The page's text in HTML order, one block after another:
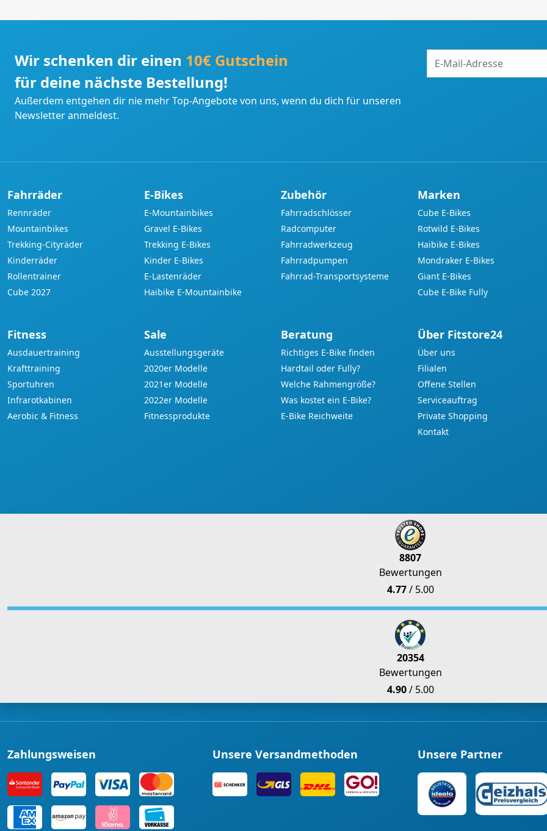
Wir schenken dir einen 10€ Gutschein
für deine nächste Bestellung!
Außerdem entgehen dir nie mehr Top-Angebote von uns, wenn du dich für unseren
Newsletter anmeldest.
Mail-
Fahrräder
Rennräder
Mountainbikes
Trekking-Cityräder
Kinderräder
Rollentrainer
Cube 2027
E-Bikes
E-Mountainbikes
Gravel E-Bikes
Trekking E-Bikes
Kinder E-Bikes
E-Lastenräder
Haibike E-Mountainbike
Zubehör
Fahrradschlösser
Radcomputer
Fahrradwerkzeug
Fahrradpumpen
Fahrrad-Transportsysteme
Marken
Cube E-Bikes
Rotwild E-Bikes
Haibike E-Bikes
Mondraker E-Bikes
Giant E-Bikes
Cube E-Bike Fully
Fitness
Ausdauertraining
Krafttraining
Sportuhren
Infrarotkabinen
Aerobic & Fitness
Sale
Ausstellungsgeräte
2020er Modelle
2021er Modelle
2022er Modelle
Fitnessprodukte
Beratung
Richtiges E-Bike finden
Hardtail oder Fully?
Welche Rahmengröße?
Was kostet ein E-Bike?
E-Bike Reichweite
Über Fitstore24
Über uns
Filialen
Offene Stellen
Serviceauftrag
Private Shopping
Kontakt
8807
Bewertungen
4.77/ 5.00
20354
Bewertungen
4.90/ 5.00
Zahlungsweisen Unsere Versandmethoden Unsere Partner